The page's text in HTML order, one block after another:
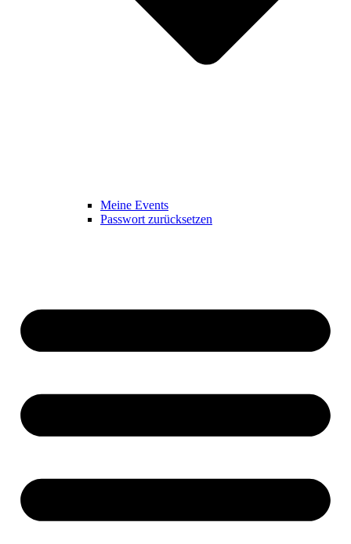
Meine Events
Passwort zurücksetzen